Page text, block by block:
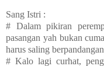
Sang Istri :
# Dalam pikiran
pasangan yah bukan
harus saling
# Kalo lagi curhat,